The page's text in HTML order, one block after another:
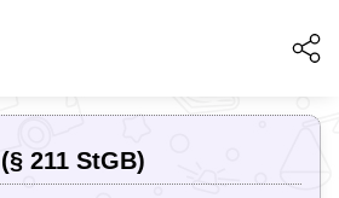
211 StGB)